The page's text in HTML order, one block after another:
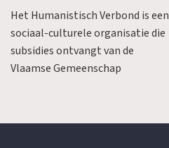
Het Humanistisch Verbond is een
sociaal-culturele organisatie die
subsidies ontvangt van de
Vlaamse Gemeenschap